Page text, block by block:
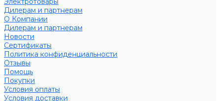
Дилерам и партнерам
О Компании
Дилерам и партнерам
Новости
Сертификаты
Политика конфиденциальности
Отзывы
Помощь
Покупки
Условия оплаты
Условия доставки